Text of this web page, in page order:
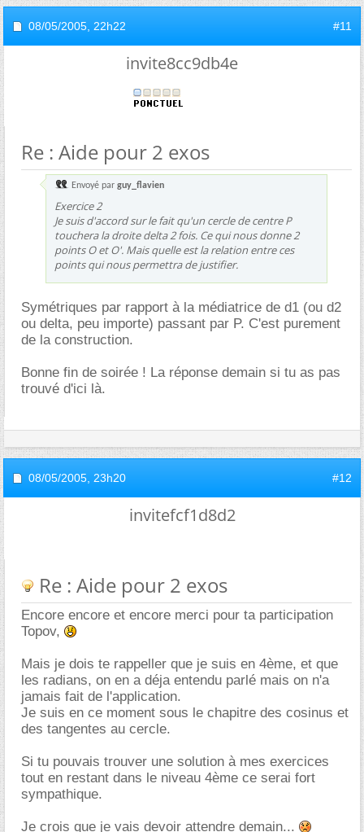
08/05/2005, 22h22 #11
invite8cc9db4e
Re : Aide pour 2 exos
Envoyé par guy_flavien
Exercice 2
Je suis d'accord sur le fait qu'un cercle de centre P
touchera la droite delta 2 fois. Ce qui nous donne 2
points O et O'. Mais quelle est la relation entre ces
points qui nous permettra de justifier.
Symétriques par rapport à la médiatrice de d1 (ou d2
ou delta, peu importe) passant par P. C'est purement
de la construction.
Bonne fin de soirée ! La réponse demain si tu as pas
trouvé d'ici là.
08/05/2005, 23h20 #12
invitefcf1d8d2
Re : Aide pour 2 exos
Encore encore et encore merci pour ta participation
Topov,
Mais je dois te rappeller que je suis en 4ème, et que
les radians, on en a déja entendu parlé mais on n'a
jamais fait de l'application.
Je suis en ce moment sous le chapitre des cosinus et
des tangentes au cercle.
Si tu pouvais trouver une solution à mes exercices
tout en restant dans le niveau 4ème ce serai fort
sympathique.
Je crois que je vais devoir attendre demain...